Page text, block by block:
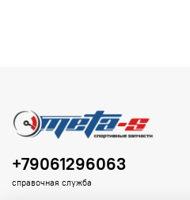
+79061296063
справочная служба